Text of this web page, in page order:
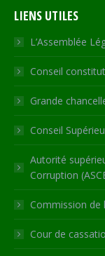
opens
in
new
window
opens
in
new
window
opens
in
new
window
in
new
LIENS UTILES
L’Assemblée
Conseil
Grande
Conseil
Autorité
Corruption
Commission de
Cour de